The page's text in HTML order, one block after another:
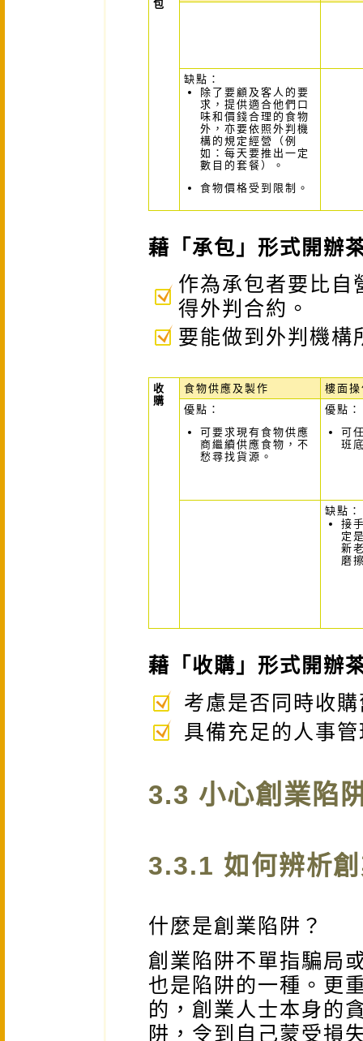
包
缺點：
除了要顧及客人的要
求，提供適合他們口
味和價錢合理的食物
外，亦要依照外判機
構的規定經營（例
如：每天要推出一定
數目的套餐）。
食物價格受到限制。
藉「承包」形式開辦
作為承包者要比自
得外判合約。
要能做到外判機構
收
購
食物供應及製作
樓面
優點：
可要求現有食物供應
商繼續供應食物，不
愁尋找貨源。
優點：
可
班
缺點：
接
定
新
磨
藉「收購」形式開辦
考慮是否同時收
具備充足的人事
3.3 小心創業陷
3.3.1 如何辨析
什麼是創業陷阱？
創業陷阱不單指騙局
也是陷阱的一種。更
的，創業人士本身的
阱，令到自己蒙受損